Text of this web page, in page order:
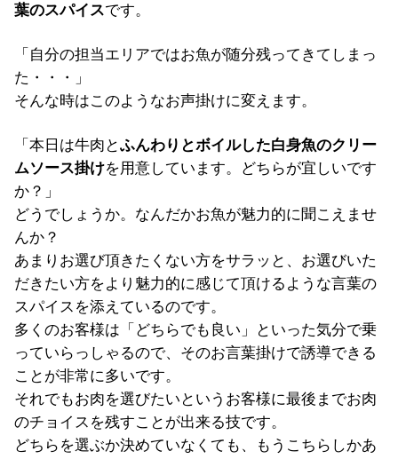
葉のスパイスです。
「自分の担当エリアではお魚が随分残ってきてしまっ
た・・・」
そんな時はこのようなお声掛けに変えます。
「本日は牛肉とふんわりとボイルした白身魚のクリー
ムソース掛けを用意しています。どちらが宜しいです
か？」
どうでしょうか。なんだかお魚が魅力的に聞こえませ
んか？
あまりお選び頂きたくない方をサラッと、お選びいた
だきたい方をより魅力的に感じて頂けるような言葉の
スパイスを添えているのです。
多くのお客様は「どちらでも良い」といった気分で乗
っていらっしゃるので、そのお言葉掛けで誘導できる
ことが非常に多いです。
それでもお肉を選びたいというお客様に最後までお肉
のチョイスを残すことが出来る技です。
どちらを選ぶか決めていなくても、もうこちらしかあ